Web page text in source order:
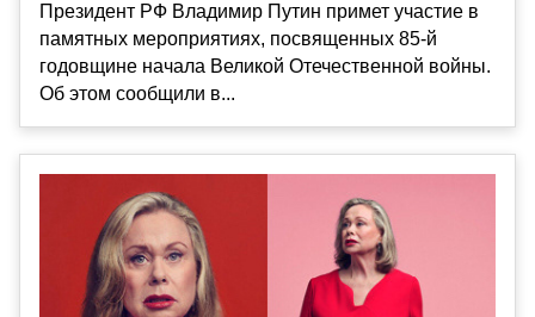
Президент РФ Владимир Путин примет участие в
памятных мероприятиях, посвященных 85-й
годовщине начала Великой Отечественной войны.
Об этом сообщили в...